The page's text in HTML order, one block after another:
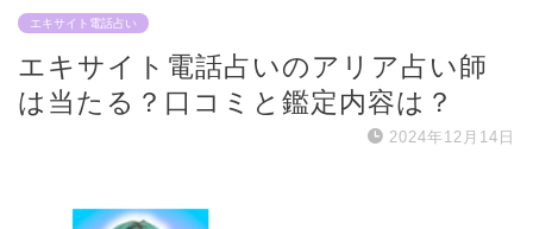
エキサイト電話占い
エキサイト電話占いのアリア占い師
は当たる？口コミと鑑定内容は？
2024年12月14日